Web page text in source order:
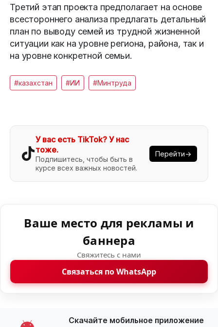
Третий этап проекта предполагает на основе
всестороннего анализа предлагать детальный
план по выводу семей из трудной жизненной
ситуации как на уровне региона, района, так и
на уровне конкретной семьи.
#казахстан #ИИ #Минтруда
У вас есть TikTok? У нас
тоже.
Подпишитесь, чтобы быть в
курсе всех важных новостей.
Перейти→
Ваше место для рекламы и
баннера
Свяжитесь с нами
Связаться по WhatsApp
Скачайте мобильное приложение